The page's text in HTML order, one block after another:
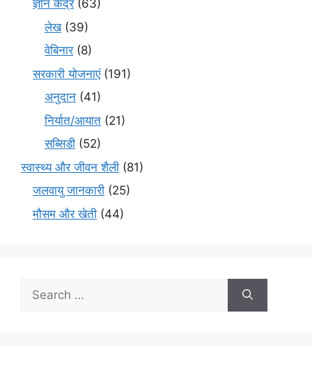
ज्ञान केंद्र(63)
लेख(39)
वेबिनार(8)
सरकारी योजनाएं(191)
अनुदान (41)
निर्यात/आयात (21)
सब्सिडी (52)
स्वास्थ्य और जीवन शैली (81)
जलवायु जानकारी (25)
मौसम और खेती (44)